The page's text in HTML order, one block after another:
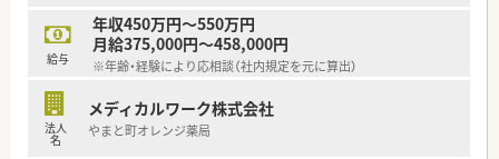
給与
年収450万円～550万円
月給375,000円～458,000円
※年齢・経験により応相談（社内規定を元に算出）
法人
名
メディカルワーク株式会社
やまと町オレンジ薬局